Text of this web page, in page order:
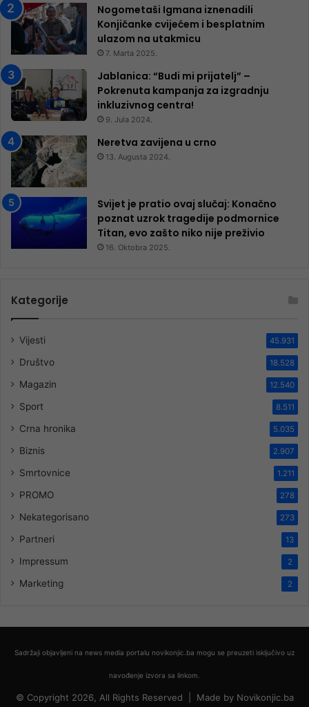
Nogometaši Igmana iznenadili
Konjičanke cvijećem i besplatnim
ulazom na utakmicu
7. Marta 2025.
Jablanica: “Budi mi prijatelj” –
Pokrenuta kampanja za izgradnju
inkluzivnog centra!
9. Jula 2024.
Neretva zavijena u crno
13. Augusta 2024.
Svijet je pratio ovaj slučaj: Konačno
poznat uzrok tragedije podmornice
Titan, evo zašto niko nije preživio
16. Oktobra 2025.
Kategorije
Vijesti 45.931
Društvo 18.528
Magazin 12.540
Sport 8.511
Crna hronika 5.035
Biznis 2.907
Smrtovnice 1.211
PROMO 278
Nekategorisano 273
Partneri 13
Impressum 2
Marketing 2
Sadržaji objavljeni na news media portalu novikonjic.ba mogu se preuzeti isključivo uz
navođenje izvora sa linkom.
© Copyright 2026, All Rights Reserved | Made by Novikonjic.ba